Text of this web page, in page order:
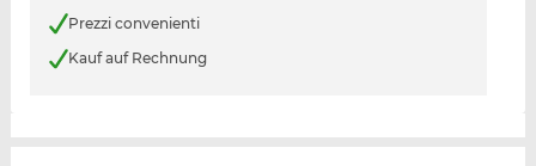
Prezzi convenienti
Kauf auf Rechnung